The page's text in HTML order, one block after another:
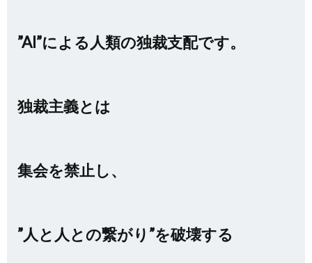
”AI”による人類の独裁支配です。
独裁主義とは
集会を禁止し、
”人と人との繋がり”を破壊する